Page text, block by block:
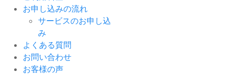
お申し込みの流れ
サービスのお申し込
み
よくある質問
お問い合わせ
お客様の声